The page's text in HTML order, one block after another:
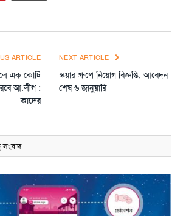
ARTICLE
এক কোটি
আ.লীগ :
কাদের
NEXT ARTICLE
স্কয়ার গ্রুপে নিয়োগ বিজ্ঞপ্তি, আবেদন
শেষ ৬ জানুয়ারি